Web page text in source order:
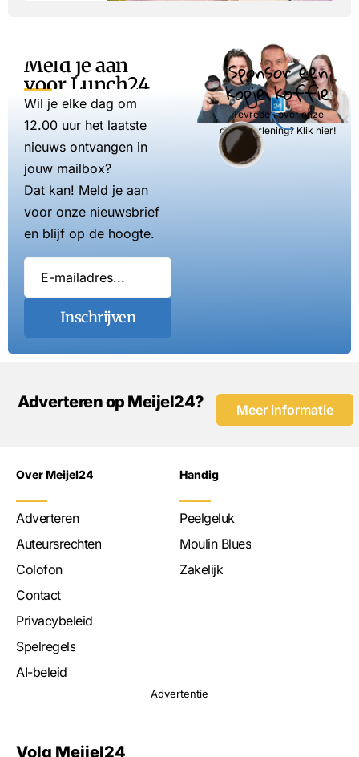
Meld je aan
voor Lunch24
Wil je elke dag om
12.00 uur het laatste
nieuws ontvangen in
jouw mailbox?
Dat kan! Meld je aan
voor onze nieuwsbrief
en blijf op de hoogte.
Inschrijven
Sponsor een
kopje koffie
Tevreden over onze
dienstverlening? Klik hier!
Adverteren op Meijel24? Meer informatie
Over Meijel24
Adverteren
Auteursrechten
Colofon
Contact
Privacybeleid
Spelregels
AI-beleid
Handig
Peelgeluk
Moulin Blues
Zakelijk
Advertentie
Volg Meijel24